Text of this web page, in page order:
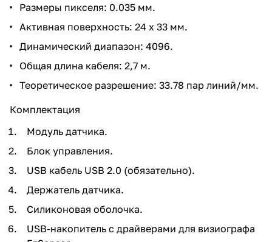
Размеры пикселя: 0.035 мм.
Активная поверхность: 24 x 33 мм.
Динамический диапазон: 4096.
Общая длина кабеля: 2,7 м.
Теоретическое разрешение: 33.78 пар линий/мм.
Комплектация
Модуль датчика.
Блок управления.
USB кабель USB 2.0 (обязательно).
Держатель датчика.
Силиконовая оболочка.
USB-накопитель с драйверами для визиографа